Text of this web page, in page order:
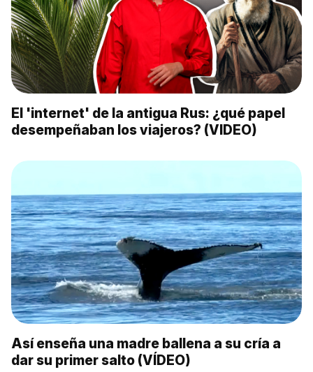
El 'internet' de la antigua Rus: ¿qué papel
desempeñaban los viajeros? (VIDEO)
Así enseña una madre ballena a su cría a
dar su primer salto (VÍDEO)